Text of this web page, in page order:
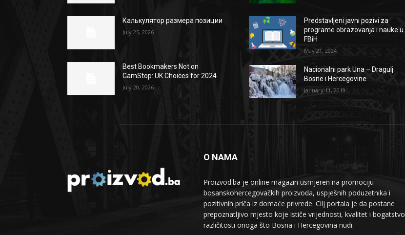
Калькулятор размера позиции
July 25, 2026
Best Bookmakers Not on
GamStop: UK Choices for 2024
July 20, 2026
Predstavljeni javni pozivi za
programe obrazovanja i nauke u
FBiH
May 21, 2024
Nacionalni park Una – Dragulj
Bosne i Hercegovine
January 11, 2019
O NAMA
Proizvod.ba je online magazin usmjeren na promociju
bosanskohercegovačkih proizvoda, uspješnih poduzetnika i
pozitivnih priča iz domaće privrede. Cilj portala je da postane
prepoznatljivo mjesto koje ističe vrijednosti, kvalitet i bogatstvo
različitosti onoga što Bosna i Hercegovina nudi.